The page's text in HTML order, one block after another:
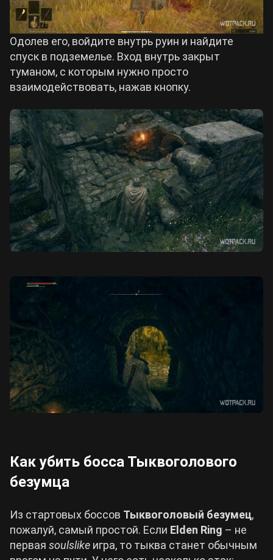
Одолев его, войдите внутрь руин и найдите
спуск в подземелье. Вход внутрь закрыт
туманом, с которым нужно просто
взаимодействовать, нажав кнопку.
Как убить босса Тыквоголового
безумца
Из стартовых боссов Тыквоголовый безумец,
пожалуй, самый простой. Если Elden Ring – не
первая soulslike игра, то тыква станет обычным